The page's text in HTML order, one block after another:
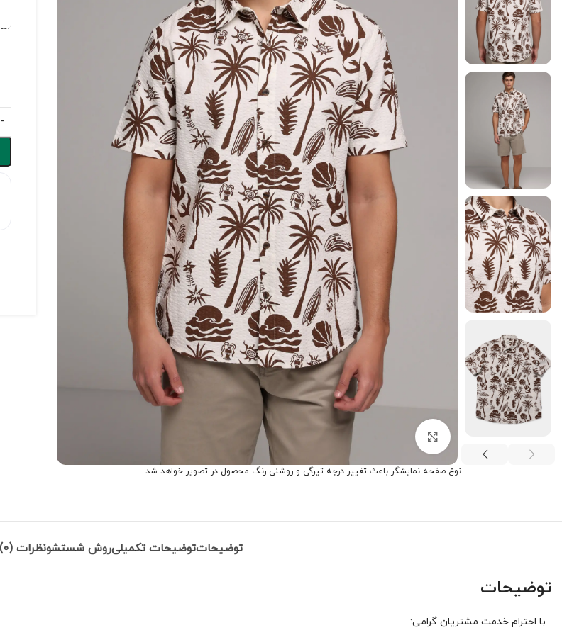
برای بزرگنمایی کلیک کنید
نوع صفحه نمایشگر باعث تغییر درجه تیرگی و روشنی رنگ محصول در تصویر خواهد شد.
توضیحاتتوضیحات تکمیلیروش شستشونظرات (0)
توضیحات
با احترام خدمت مشتریان گرامی: